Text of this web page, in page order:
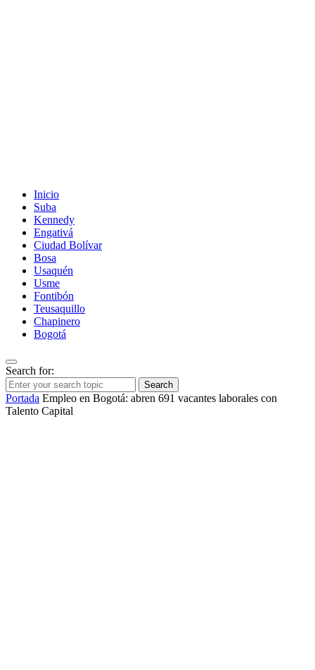
Inicio
Suba
Kennedy
Engativá
Ciudad Bolívar
Bosa
Usaquén
Usme
Fontibón
Teusaquillo
Chapinero
Bogotá
Search for:
Search
Portada Empleo en Bogotá: abren 691 vacantes laborales con
Talento Capital